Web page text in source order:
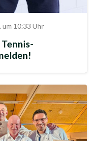
um 10:33 Uhr